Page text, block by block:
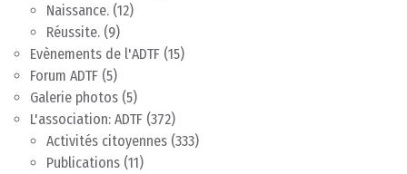
Naissance. (12)
Réussite. (9)
Evènements de l'ADTF (15)
Forum ADTF (5)
Galerie photos (5)
L'association: ADTF (372)
Activités citoyennes (333)
Publications (11)